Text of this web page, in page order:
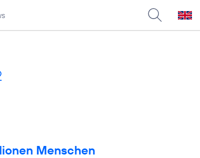
Menschen